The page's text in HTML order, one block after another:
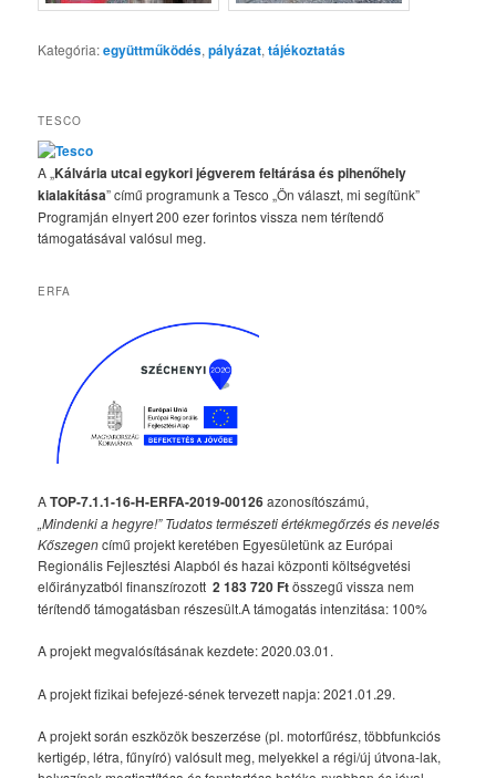
Kategória:együttműködés,pályázat,tájékoztatás
TESCO
A „Kálvária utcai egykori jégverem feltárása és pihenőhely
kialakítása” című programunk a Tesco „Ön választ, mi segítünk”
Programján elnyert 200 ezer forintos vissza nem térítendő
támogatásával valósul meg.
ERFA
ATOP-7.1.1-16-H-ERFA-2019-00126azonosítószámú,
„Mindenki a hegyre!” Tudatos természeti értékmegőrzés és nevelés
Kőszegencímű projekt keretében Egyesületünk az Európai
Regionális Fejlesztési Alapból és hazai központi költségvetési
előirányzatból finanszírozott2 183 720 Ftösszegű vissza nem
térítendő támogatásban részesült.A támogatás intenzitása: 100%
A projekt megvalósításának kezdete: 2020.03.01.
A projekt fizikai befejezé-sének tervezett napja: 2021.01.29.
A projekt során eszközök beszerzése (pl. motorfűrész, többfunkciós
kertigép, létra, fűnyíró) valósult meg, melyekkel a régi/új útvona-lak,